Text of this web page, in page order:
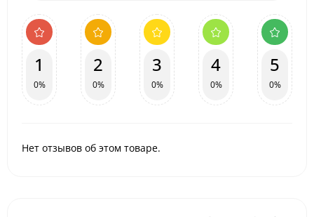
1
0%
2
0%
3
0%
4
0%
5
0%
Нет отзывов об этом товаре.